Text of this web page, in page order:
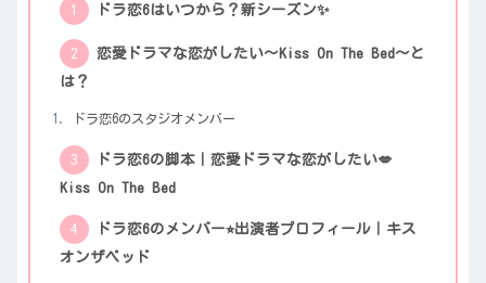
ドラ恋6はいつから？新シーズン✨
恋愛ドラマな恋がしたい～Kiss On The Bed～と
は？
ドラ恋6のスタジオメンバー
ドラ恋6の脚本｜恋愛ドラマな恋がしたい💋
Kiss On The Bed
ドラ恋6のメンバー⭐︎出演者プロフィール｜キス
オンザベッド